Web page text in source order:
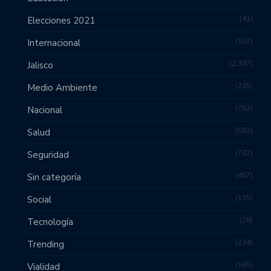
Elecciones 2021 41
Internacional 107
Jalisco 2,387
Medio Ambiente 235
Nacional 763
Salud 583
Seguridad 737
Sin categoría 467
Social 135
Tecnología 28
Trending 234
Vialidad 165